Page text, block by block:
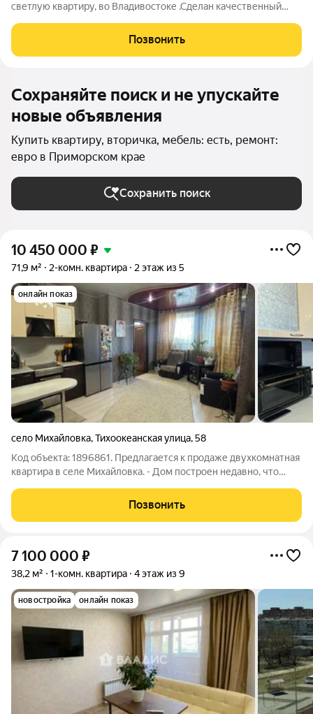
светлую квартиру, во Владивостоке .Сделан качественный
первой линии, остановка Дальзавод. Рядом школа, детский сад,
сквер, магазины. Во
Позвонить
Сохраняйте поиск и не упускайте
новые объявления
Купить квартиру, вторичка, мебель: есть, ремонт:
евро в Приморском крае
Сохранить поиск
10 450 000 ₽
71,9 м² 2-комн. квартира 2 этаж из 5
онлайн показ
село Михайловка,Тихоокеанская улица,58
Код объекта: 1896861. Предлагается к продаже двухкомнатная
квартира в селе Михайловка. - Дом построен недавно, что
коммуникаций. - Квартира расположена на среднем этаже и
имеет общую площадь 71,9
Позвонить
7 100 000 ₽
38,2 м² 1-комн. квартира 4 этаж из 9
новостройка онлайн показ